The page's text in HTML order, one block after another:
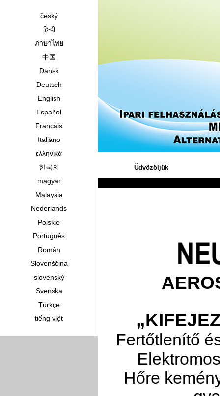
český
हिन्दी
ภาษาไทย
中国
Dansk
Deutsch
English
Español
Francais
Italiano
ελληνικά
한국의
magyar
Malaysia
Nederlands
Polskie
Português
Român
Slovenščina
slovenský
Svenska
Türkçe
tiếng việt
Üdvözöljük
Fertőtlenítő
Hőre